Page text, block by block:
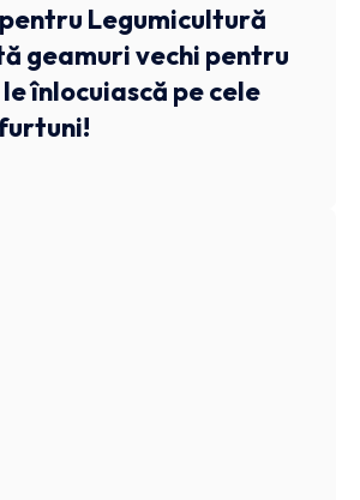
Legumicultură
geamuri vechi pentru
înlocuiască pe cele